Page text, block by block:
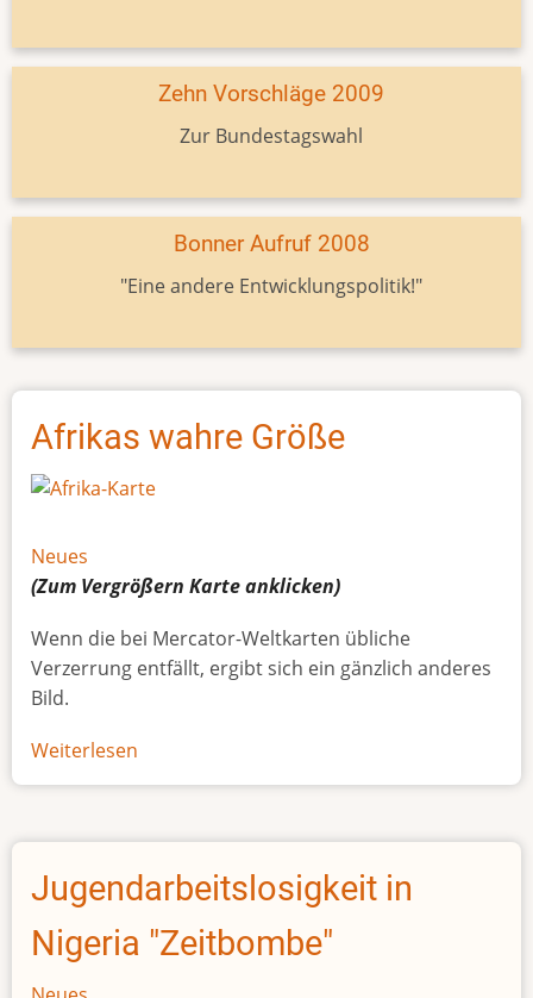
Zehn Vorschläge 2009
Zur Bundestagswahl
Bonner Aufruf 2008
"Eine andere Entwicklungspolitik!"
Afrikas wahre Größe
Neues
(Zum Vergrößern Karteanklicken)
Wenn die bei Mercator-Weltkarten übliche
Verzerrung entfällt, ergibt sich ein gänzlich anderes
Bild.
Weiterlesen
Afrikas
Größe
Jugendarbeitslosigkeit in
Nigeria "Zeitbombe"